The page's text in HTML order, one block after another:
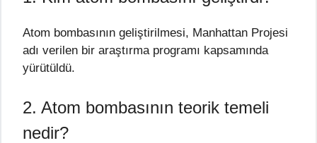
Atom bombasının geliştirilmesi, Manhattan Projesi
adı verilen bir araştırma programı kapsamında
yürütüldü.
2. Atom bombasının teorik temeli
nedir?